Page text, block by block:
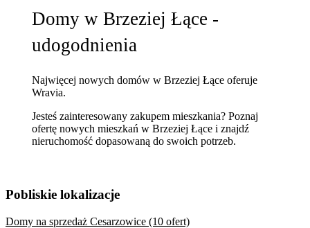
Domy w Brzeziej Łące -
udogodnienia
Najwięcej nowych domów w Brzeziej Łące oferuje
Wravia.
Jesteś zainteresowany zakupem mieszkania? Poznaj
ofertę nowych mieszkań w Brzeziej Łące i znajdź
nieruchomość dopasowaną do swoich potrzeb.
Pobliskie lokalizacje
Domy na sprzedaż Cesarzowice (10 ofert)